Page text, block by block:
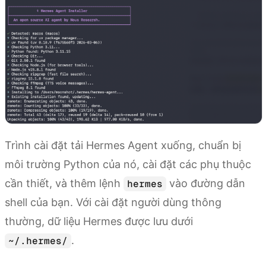
Trình cài đặt tải Hermes Agent xuống, chuẩn bị
môi trường Python của nó, cài đặt các phụ thuộc
cần thiết, và thêm lệnh
hermes vào đường dẫn
shell của bạn. Với cài đặt người dùng thông
thường, dữ liệu Hermes được lưu dưới
~/.hermes/ .